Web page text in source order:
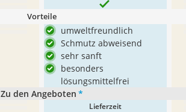
Vorteile
umweltfreundlich
Schmutz abweisend
sehr sanft
besonders
lösungsmittelfrei
Zu den Angeboten *
Lieferzeit